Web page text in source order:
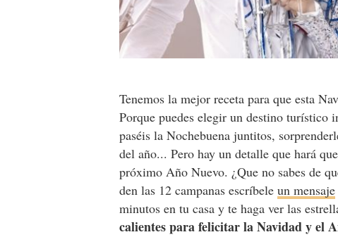
Tenemos la mejor receta para que esta
Porque puedes elegir un destino turístico
paséis la Nochebuena juntitos,
del año... Pero hay un detalle que hará
próximo Año Nuevo. ¿Que no sabes de
den las 12 campanas escríbeleun mensaje
minutos en tu casa y te haga ver las
calientes para felicitar la Navidad y el